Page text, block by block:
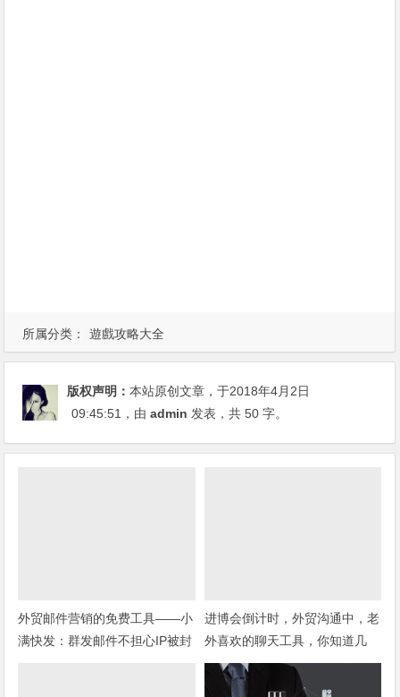
所属分类： 遊戲攻略大全
版权声明：本站原创文章，于2018年4月2日
09:45:51 ，由admin 发表，共 50 字。
外贸邮件营销的免费工具——小
满快发：群发邮件不担心IP被封
进博会倒计时，外贸沟通中，老
外喜欢的聊天工具，你知道几
种？